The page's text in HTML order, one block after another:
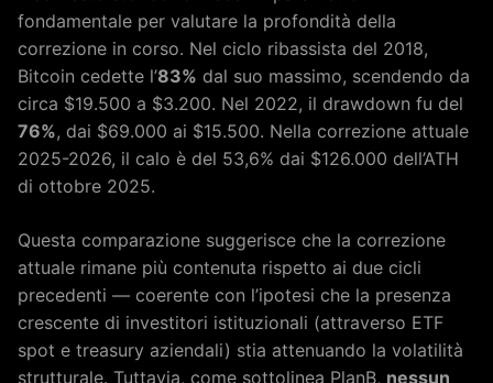
fondamentale per valutare la profondità della
correzione in corso. Nel ciclo ribassista del 2018,
Bitcoin cedette l’83% dal suo massimo, scendendo da
circa $19.500 a $3.200. Nel 2022, il drawdown fu del
76%, dai $69.000 ai $15.500. Nella correzione attuale
2025-2026, il calo è del 53,6% dai $126.000 dell’ATH
di ottobre 2025.
Questa comparazione suggerisce che la correzione
attuale rimane più contenuta rispetto ai due cicli
precedenti — coerente con l’ipotesi che la presenza
crescente di investitori istituzionali (attraverso ETF
spot e treasury aziendali) stia attenuando la volatilità
strutturale. Tuttavia, come sottolinea PlanB, nessun